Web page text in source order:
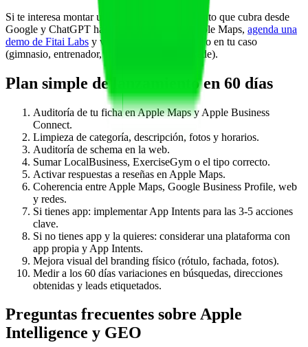
Si te interesa montar una capa de descubrimiento que cubra desde
Google y ChatGPT hasta Siri, Spotlight y Apple Maps, agenda una
demo de Fitai Labs y vemos cómo estructurarlo en tu caso
(gimnasio, entrenador, fisio, estudio o multisede).
Plan simple de lanzamiento en 60 días
Auditoría de tu ficha en Apple Maps y Apple Business
Connect.
Limpieza de categoría, descripción, fotos y horarios.
Auditoría de schema en la web.
Sumar LocalBusiness, ExerciseGym o el tipo correcto.
Activar respuestas a reseñas en Apple Maps.
Coherencia entre Apple Maps, Google Business Profile, web
y redes.
Si tienes app: implementar App Intents para las 3-5 acciones
clave.
Si no tienes app y la quieres: considerar una plataforma con
app propia y App Intents.
Mejora visual del branding físico (rótulo, fachada, fotos).
Medir a los 60 días variaciones en búsquedas, direcciones
obtenidas y leads etiquetados.
Preguntas frecuentes sobre Apple
Intelligence y GEO